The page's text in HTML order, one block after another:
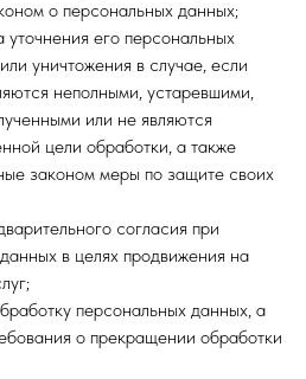
о персональных данных;
его персональных
уничтожения в случае, если
неполными, устаревшими,
или не являются
цели обработки, а также
законом меры по защите своих
согласия при
в целях продвижения на
персональных данных, а
о прекращении обработки